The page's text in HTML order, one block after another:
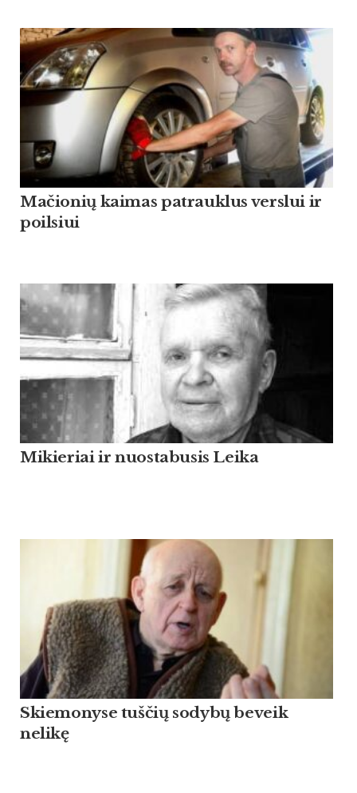
Mačionių kaimas patrauklus verslui ir
poilsiui
Mikieriai ir nuostabusis Leika
Skiemonyse tuščių sodybų beveik
nelikę